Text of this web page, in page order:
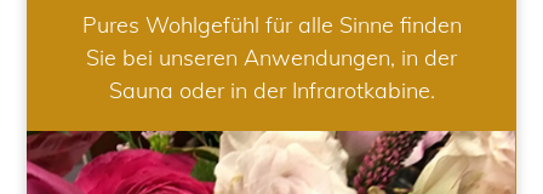
Pures Wohlgefühl für alle Sinne finden
Sie bei unseren Anwendungen, in der
Sauna oder in der Infrarotkabine.